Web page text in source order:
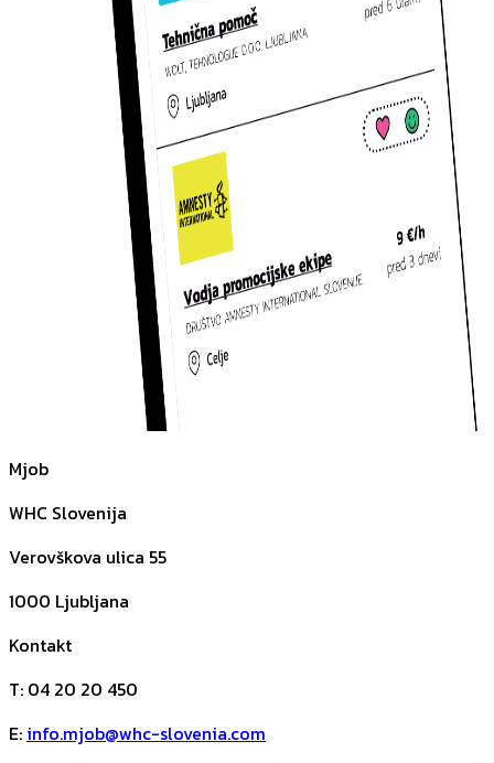
Mjob
WHC Slovenija
Verovškova ulica 55
1000 Ljubljana
Kontakt
T: 04 20 20 450
E: info.mjob@whc-slovenia.com